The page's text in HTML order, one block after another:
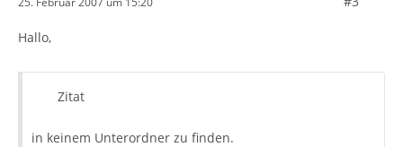
Hallo,
Zitat
in keinem Unterordner zu finden.